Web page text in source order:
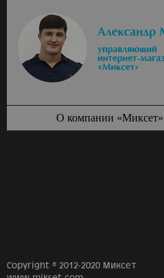
О компании «Миксет»
Copyright © 2012-2020 Миксет